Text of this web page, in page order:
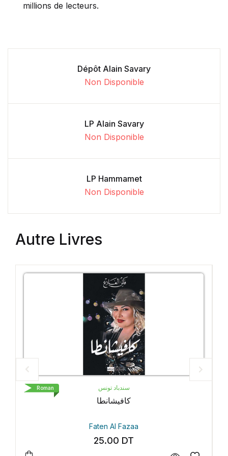
millions de lecteurs.
Dépôt Alain Savary
Non Disponible
LP Alain Savary
Non Disponible
LP Hammamet
Non Disponible
Autre Livres
سندباد تونس
كافيشانطا
Faten Al Fazaa
DT